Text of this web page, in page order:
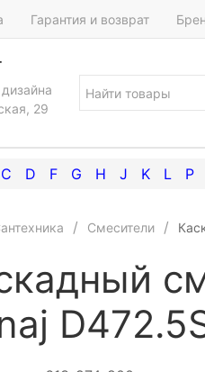
Гарантия и возврат
29
C D F G H J K L P
Смесители